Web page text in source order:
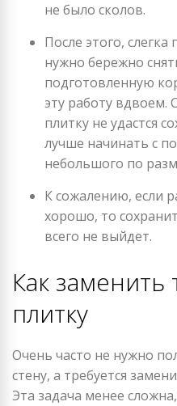
не было сколов.
После этого,
нужно бережно
подготовленную
эту работу вдвоем.
плитку не удастся
лучше начинать с
небольшого по
К сожалению, если
хорошо, то
всего не выйдет.
Как заменить
плитку
Очень часто не нужно
стену, а требуется
Эта задача менее